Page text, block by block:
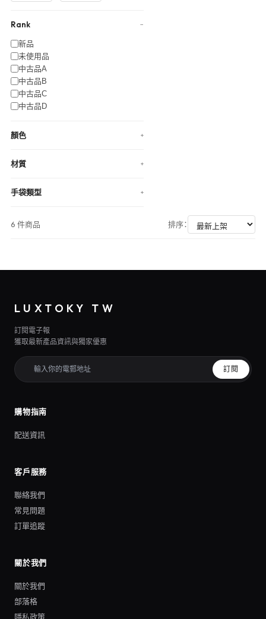
Rank −
新品
未使用品
中古品A
中古品B
中古品C
中古品D
顏色 +
材質 +
手袋類型 +
6 件商品 排序：
LUXTOKY TW
訂閱電子報
獲取最新產品資訊與獨家優惠
訂閱
購物指南
配送資訊
客戶服務
聯絡我們
常見問題
訂單追蹤
關於我們
關於我們
部落格
隱私政策